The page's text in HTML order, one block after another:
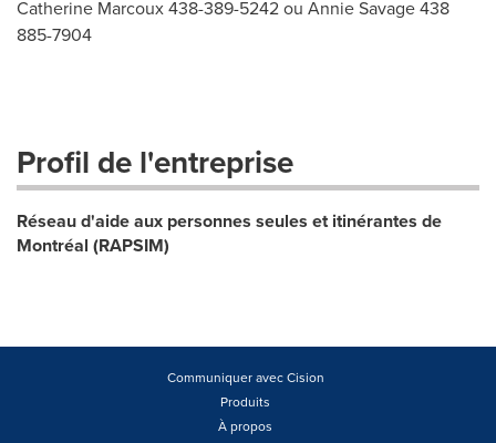
Catherine Marcoux 438-389-5242 ou Annie Savage 438
885-7904
Profil de l'entreprise
Réseau d'aide aux personnes seules et itinérantes de
Montréal (RAPSIM)
Communiquer avec Cision
Produits
À propos